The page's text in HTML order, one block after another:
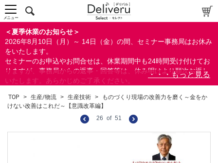
＜夏季休業のお知らせ＞
2026年8月10日（月）～ 14日（金）の間、セミナー事務局はお休み
をいたします。
セミナーのお申込やお問合せは、休業期間中も24時間受け付けてお
りますが、事務局からの返事・回答等は、休み明けより順次お返し
いたします。あらかじめご了承ください。
ができます。
メニュー
TOP > 生産/物流 > 生産技術 >
ものづくり現場の改善力を磨く～金をか
けない改善はこれだ～【意識改革編】
26 of 51